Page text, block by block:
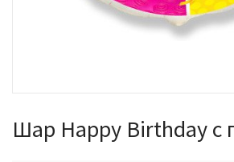
Шар Happy Birthday с